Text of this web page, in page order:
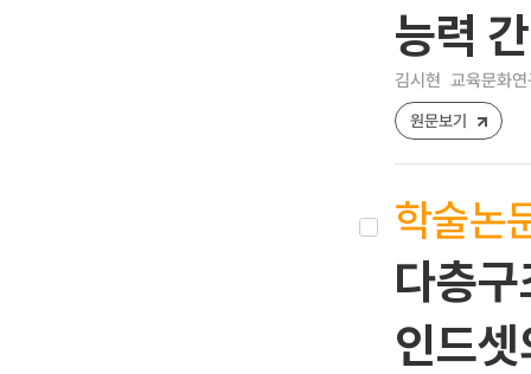
능력
김시현 교육문화
원문보기
학술논
다층
인드